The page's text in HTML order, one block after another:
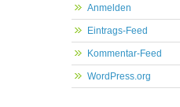
Anmelden
Eintrags-Feed
Kommentar-Feed
WordPress.org